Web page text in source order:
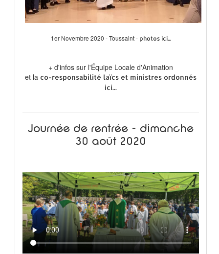
1er Novembre 2020 - Toussaint - photos ici...
+ d'infos sur l'Équipe Locale d'Animation
et la co-responsabilité laïcs et ministres ordonnés
ici...
Journée de rentrée - dimanche
30 août 2020